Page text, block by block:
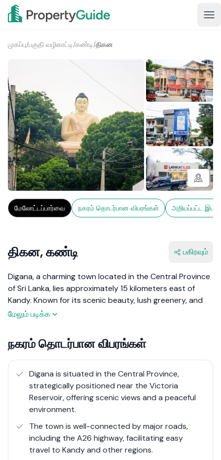
முகப்பு/பகுதி வழிகாட்டி/கண்டி/திகன
2+
மேலோட்டப்பார்வை நகரம் தொடர்பான விபரங்கள் அறியப்பட்ட
திகன, கண்டி பகிரவும்
Digana, a charming town located in the Central Province
of Sri Lanka, lies approximately 15 kilometers east of
Kandy. Known for its scenic beauty, lush greenery, and
tranquil environment, Digana is a popular residential and
Reservoir, offering stunning views and a variety of
outdoor activities. Digana’s strategic location and
serene atmosphere make it an ideal destination for
those seeking a peaceful retreat close to the
conveniences of Kandy.
The local economy is driven by agriculture, tourism, and
includes residential properties, holiday homes, and
investment opportunities in tourism and eco-friendly
developments. With its natural beauty, rich cultural
மேலும் படிக்க
நகரம் தொடர்பான விபரங்கள்
Digana is situated in the Central Province,
strategically positioned near the Victoria
Reservoir, offering scenic views and a peaceful
environment.
The town is well-connected by major roads,
including the A26 highway, facilitating easy
travel to Kandy and other regions.